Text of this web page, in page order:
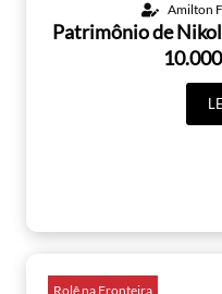
Amilton
Patrimônio de
Rolê na Fronteira